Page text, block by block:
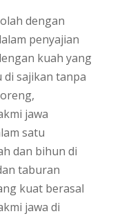
dengan
penyajian
kuah yang
di sajikan tanpa
jawa
satu
dan bihun di
taburan
kuat berasal
jawa di